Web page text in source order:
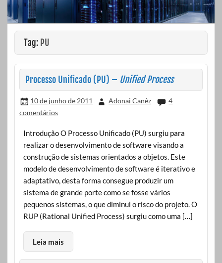
Tag: PU
Processo Unificado (PU) – Unified Process
10 de junho de 2011 Adonai Canêz
4
comentários
Introdução O Processo Unificado (PU) surgiu para
realizar o desenvolvimento de software visando a
construção de sistemas orientados a objetos. Este
modelo de desenvolvimento de software é iterativo e
adaptativo, desta forma consegue produzir um
sistema de grande porte como se fosse vários
pequenos sistemas, o que diminui o risco do projeto. O
RUP (Rational Unified Process) surgiu como uma […]
Leia mais